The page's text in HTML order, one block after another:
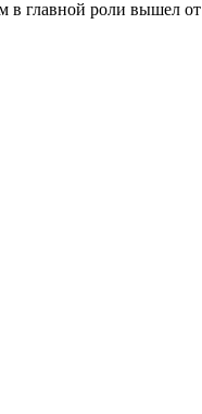
в главной роли вышел от